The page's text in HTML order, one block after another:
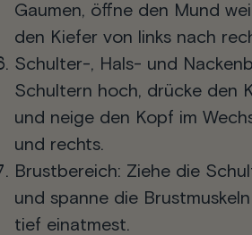
Gaumen, öffne den Mund
den Kiefer von links nach
Schulter-, Hals- und
Schultern hoch, drücke den
und neige den Kopf im
und rechts.
Brustbereich: Ziehe die
und spanne die
tief einatmest.